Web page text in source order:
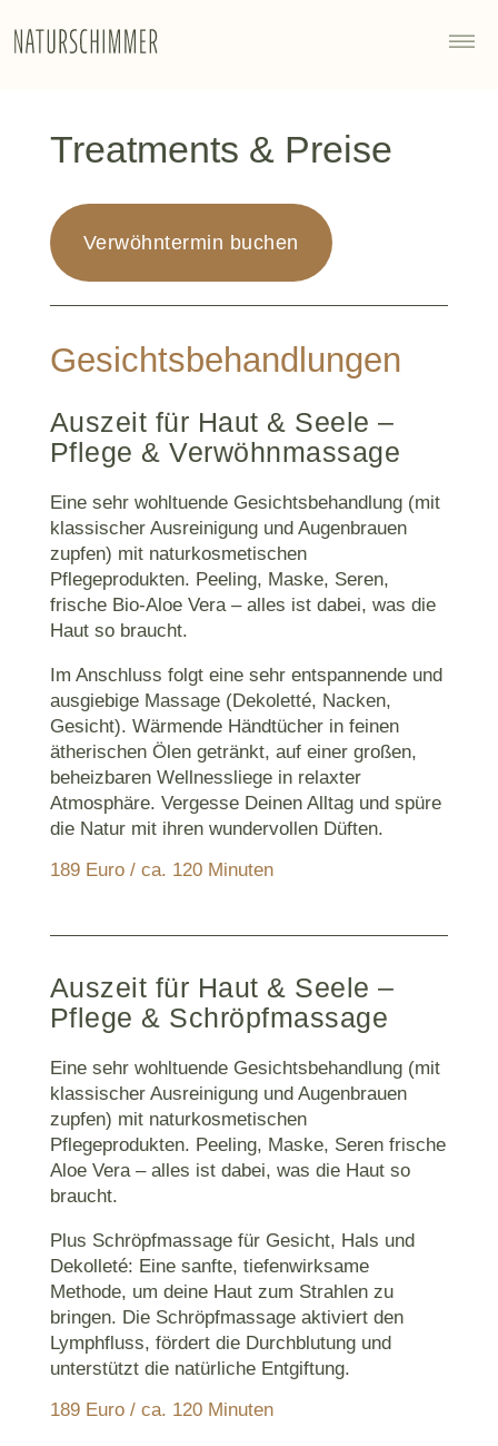
Treatments & Preise
Verwöhntermin buchen
Gesichtsbehandlungen
Auszeit für Haut & Seele –
Pflege & Verwöhnmassage
Eine sehr wohltuende Gesichtsbehandlung (mit
klassischer Ausreinigung und Augenbrauen
zupfen) mit naturkosmetischen
Pflegeprodukten. Peeling, Maske, Seren,
frische Bio-Aloe Vera – alles ist dabei, was die
Haut so braucht.
Im Anschluss folgt eine sehr entspannende und
ausgiebige Massage (Dekoletté, Nacken,
Gesicht). Wärmende Händtücher in feinen
ätherischen Ölen getränkt, auf einer großen,
beheizbaren Wellnessliege in relaxter
Atmosphäre. Vergesse Deinen Alltag und spüre
die Natur mit ihren wundervollen Düften.
189 Euro / ca. 120 Minuten
Auszeit für Haut & Seele –
Pflege & Schröpfmassage
Eine sehr wohltuende Gesichtsbehandlung (mit
klassischer Ausreinigung und Augenbrauen
zupfen) mit naturkosmetischen
Pflegeprodukten. Peeling, Maske, Seren frische
Aloe Vera – alles ist dabei, was die Haut so
braucht.
Plus Schröpfmassage für Gesicht, Hals und
Dekolleté: Eine sanfte, tiefenwirksame
Methode, um deine Haut zum Strahlen zu
bringen. Die Schröpfmassage aktiviert den
Lymphfluss, fördert die Durchblutung und
unterstützt die natürliche Entgiftung.
189 Euro / ca. 120 Minuten